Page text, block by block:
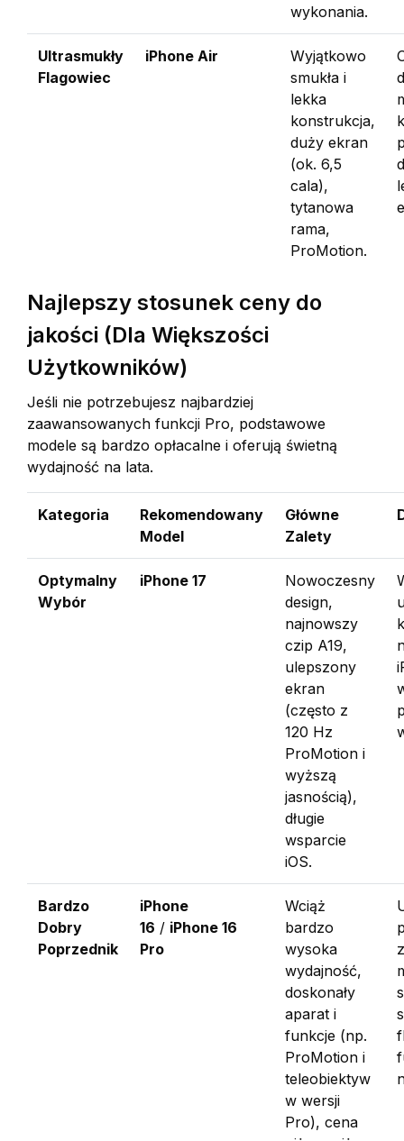
wykonania.
Ultrasmukły
Flagowiec
iPhone Air
Wyjątkowo
smukła i
lekka
konstrukcja,
duży ekran
(ok. 6,5
cala),
tytanowa
rama,
ProMotion.
Najlepszy stosunek ceny do
jakości (Dla Większości
Użytkowników)
Jeśli nie potrzebujesz najbardziej
zaawansowanych funkcji Pro, podstawowe
modele są bardzo opłacalne i oferują świetną
wydajność na lata.
Kategoria
Rekomendowany
Model
Główne
Zalety
Optymalny
Wybór
iPhone 17
Nowoczesny
design,
najnowszy
czip A19,
ulepszony
ekran
(często z
120 Hz
ProMotion i
wyższą
jasnością),
długie
wsparcie
iOS.
Bardzo
Dobry
Poprzednik
iPhone
16 / iPhone 16
Pro
Wciąż
bardzo
wysoka
wydajność,
doskonały
aparat i
funkcje (np.
ProMotion i
teleobiektyw
w wersji
Pro), cena